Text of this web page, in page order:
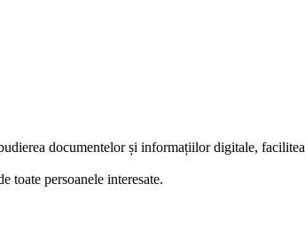
documentelor și informațiilor digitale,
toate persoanele interesate.